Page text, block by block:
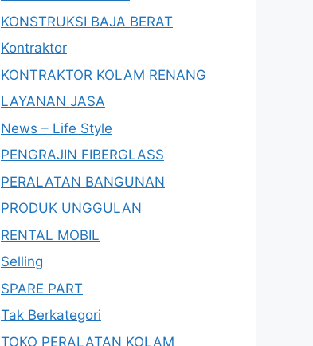
KONSTRUKSI BAJA BERAT
Kontraktor
KONTRAKTOR KOLAM RENANG
LAYANAN JASA
News – Life Style
PENGRAJIN FIBERGLASS
PERALATAN BANGUNAN
PRODUK UNGGULAN
RENTAL MOBIL
Selling
SPARE PART
Tak Berkategori
TOKO PERALATAN KOLAM